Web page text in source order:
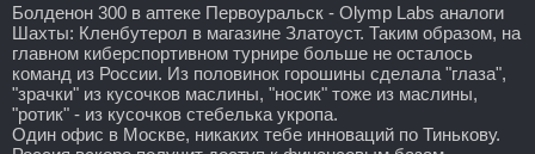
Болденон 300 в аптеке Первоуральск - Olymp Labs аналоги
Шахты: Кленбутерол в магазине Златоуст. Таким образом, на
главном киберспортивном турнире больше не осталось
команд из России. Из половинок горошины сделала "глаза",
"зрачки" из кусочков маслины, "носик" тоже из маслины,
"ротик" - из кусочков стебелька укропа.
Один офис в Москве, никаких тебе инноваций по Тинькову.